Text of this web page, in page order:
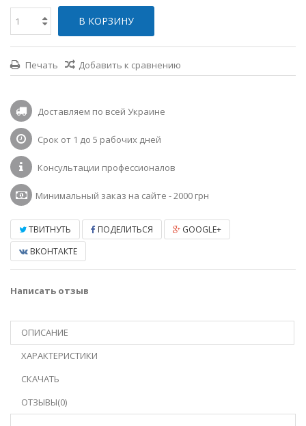
В КОРЗИНУ
Печать Добавить к сравнению
Доставляем по всей Украине
Срок от 1 до 5 рабочих дней
Консультации профессионалов
Минимальный заказ на сайте - 2000 грн
ТВИТНУТЬ ПОДЕЛИТЬСЯ
GOOGLE+
ВКОНТАКТЕ
Написать отзыв
ОПИСАНИЕ
ХАРАКТЕРИСТИКИ
СКАЧАТЬ
ОТЗЫВЫ(0)